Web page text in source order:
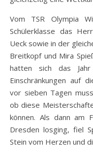
Vom TSR Olympia
Schülerklasse das
Ueck sowie in der
Breitkopf und Mira
hatten sich das
Einschränkungen auf
vor sieben Tagen
ob diese
können. Als dann am
Dresden losging, fiel
Stein vom Herzen und